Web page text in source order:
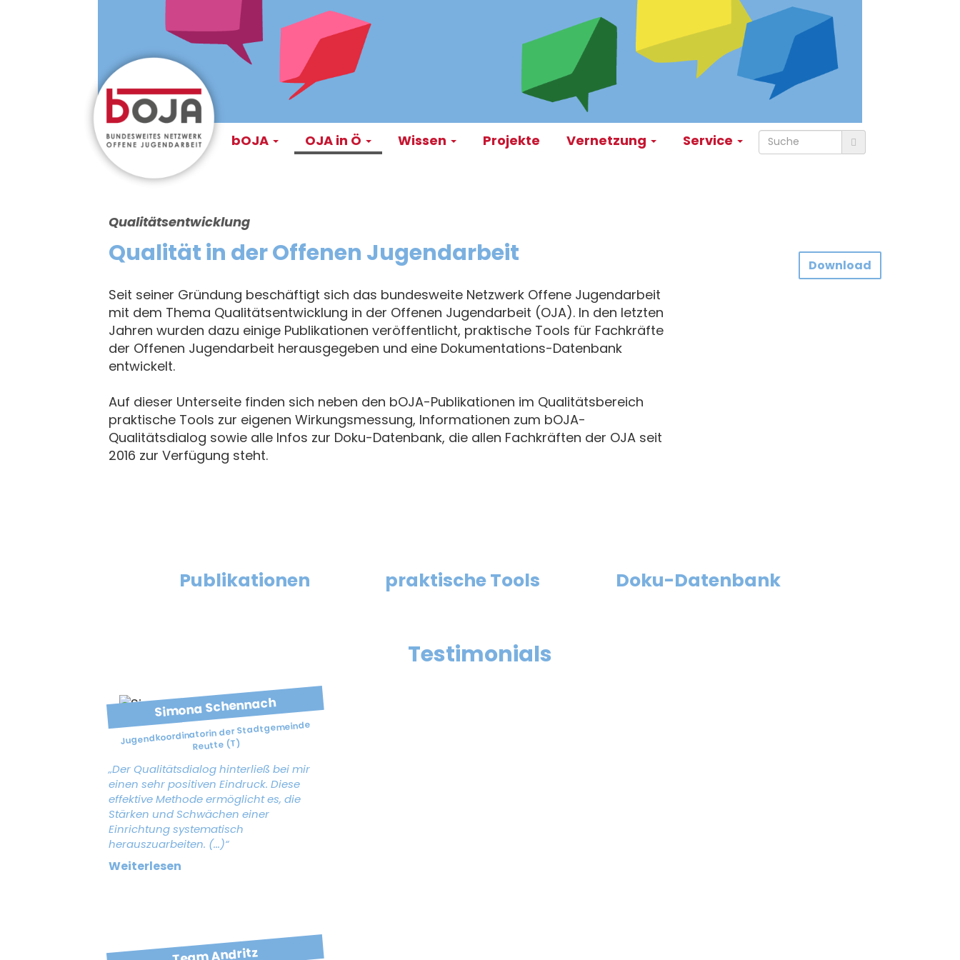
Main
navigation
bOJA OJA in Ö Wissen Projekte Vernetzung Service
Qualitätsentwicklung
Qualität in der Offenen Jugendarbeit
Seit seiner Gründung beschäftigt sich das bundesweite Netzwerk Offene Jugendarbeit
mit dem Thema Qualitätsentwicklung in der Offenen Jugendarbeit (OJA). In den letzten
Jahren wurden dazu einige Publikationen veröffentlicht, praktische Tools für Fachkräfte
der Offenen Jugendarbeit herausgegeben und eine Dokumentations-Datenbank
entwickelt.
Auf dieser Unterseite finden sich neben den bOJA-Publikationen im Qualitätsbereich
praktische Tools zur eigenen Wirkungsmessung, Informationen zum bOJA-
Qualitätsdialog sowie alle Infos zur Doku-Datenbank, die allen Fachkräften der OJA seit
2016 zur Verfügung steht.
Download
Publikationen praktische Tools Doku-Datenbank
Testimonials
Simona Schennach
Jugendkoordinatorin der Stadtgemeinde
Reutte (T)
„Der Qualitätsdialog hinterließ bei mir
einen sehr positiven Eindruck. Diese
effektive Methode ermöglicht es, die
Stärken und Schwächen einer
Einrichtung systematisch
herauszuarbeiten. (...)“
Weiterlesen